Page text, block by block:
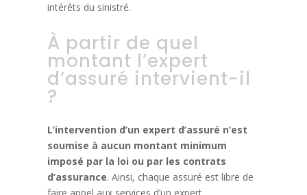
intérêts du sinistré.
À partir de quel
montant l’expert
d’assuré intervient-il
?
L’intervention d’un expert d’assuré n’est
soumise à aucun montant minimum
imposé par la loi ou par les contrats
d’assurance. Ainsi, chaque assuré est libre de